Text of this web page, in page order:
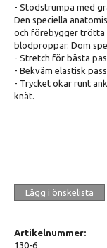
- Stödstrumpa med
Den speciella
och förebygger trötta
blodproppar. Dom
- Stretch för bästa
- Bekväm elastisk
- Trycket ökar runt
knät.
Lägg i önskelista
Artikelnummer:
130-6